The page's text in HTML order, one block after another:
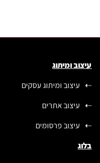
עיצוב ומיתוג
עיצוב ומיתוג עסקים
עיצוב אתרים
עיצוב פרסומים
בלוג